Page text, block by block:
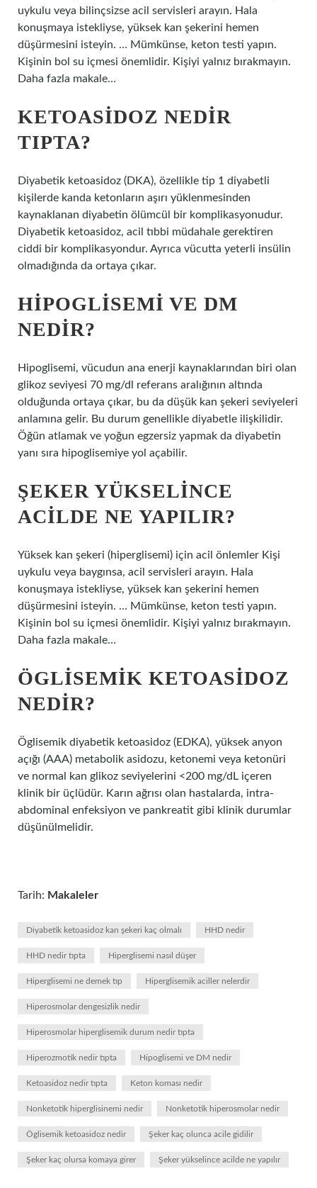
uykulu veya bilinçsizse acil servisleri arayın. Hala
konuşmaya istekliyse, yüksek kan şekerini hemen
düşürmesini isteyin. … Mümkünse, keton testi yapın.
Kişinin bol su içmesi önemlidir. Kişiyi yalnız bırakmayın.
Daha fazla makale…
KETOASIDOZ NEDIR
TIPTA?
Diyabetik ketoasidoz (DKA), özellikle tip 1 diyabetli
kişilerde kanda ketonların aşırı yüklenmesinden
kaynaklanan diyabetin ölümcül bir komplikasyonudur.
Diyabetik ketoasidoz, acil tıbbi müdahale gerektiren
ciddi bir komplikasyondur. Ayrıca vücutta yeterli insülin
olmadığında da ortaya çıkar.
HIPOGLISEMI VE DM
NEDIR?
Hipoglisemi, vücudun ana enerji kaynaklarından biri olan
glikoz seviyesi 70 mg/dl referans aralığının altında
olduğunda ortaya çıkar, bu da düşük kan şekeri seviyeleri
anlamına gelir. Bu durum genellikle diyabetle ilişkilidir.
Öğün atlamak ve yoğun egzersiz yapmak da diyabetin
yanı sıra hipoglisemiye yol açabilir.
ŞEKER YÜKSELINCE
ACILDE NE YAPILIR?
Yüksek kan şekeri (hiperglisemi) için acil önlemler Kişi
uykulu veya baygınsa, acil servisleri arayın. Hala
konuşmaya istekliyse, yüksek kan şekerini hemen
düşürmesini isteyin. … Mümkünse, keton testi yapın.
Kişinin bol su içmesi önemlidir. Kişiyi yalnız bırakmayın.
Daha fazla makale…
ÖGLISEMIK KETOASIDOZ
NEDIR?
Öglisemik diyabetik ketoasidoz (EDKA), yüksek anyon
açığı (AAA) metabolik asidozu, ketonemi veya ketonüri
ve normal kan glikoz seviyelerini <200 mg/dL içeren
klinik bir üçlüdür. Karın ağrısı olan hastalarda, intra-
abdominal enfeksiyon ve pankreatit gibi klinik durumlar
düşünülmelidir.
Tarih: Makaleler
Diyabetik ketoasidoz kan şekeri kaç olmalı HHD nedir
HHD nedir tıpta Hiperglisemi nasıl düşer
Hiperglisemi ne demek tıp Hiperglisemik aciller nelerdir
Hiperosmolar dengesizlik nedir
Hiperosmolar hiperglisemik durum nedir tıpta
Hiperozmotik nedir tıpta Hipoglisemi ve DM nedir
Ketoasidoz nedir tıpta Keton koması nedir
Nonketotik hiperglisinemi nedir Nonketotik hiperosmolar nedir
Öglisemik ketoasidoz nedir Şeker kaç olunca acile gidilir
Şeker kaç olursa komaya girer Şeker yükselince acilde ne yapılır